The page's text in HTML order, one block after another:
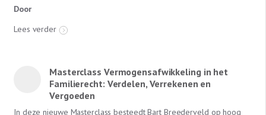
Door
Lees verder
Masterclass Vermogensafwikkeling in het
Familierecht: Verdelen, Verrekenen en
Vergoeden
In deze nieuwe Masterclass besteedt Bart Breederveld op hoog